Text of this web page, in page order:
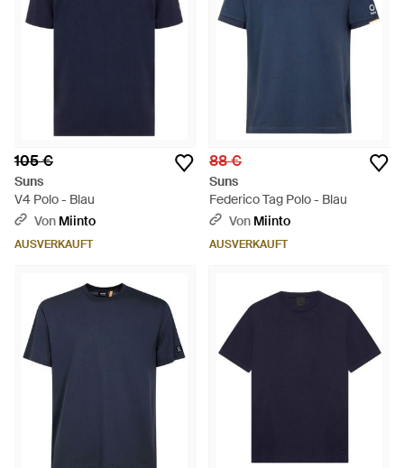
105 €
Suns
V4 Polo - Blau
Von Miinto
AUSVERKAUFT
88 €
Suns
Federico Tag Polo - Blau
Von Miinto
AUSVERKAUFT